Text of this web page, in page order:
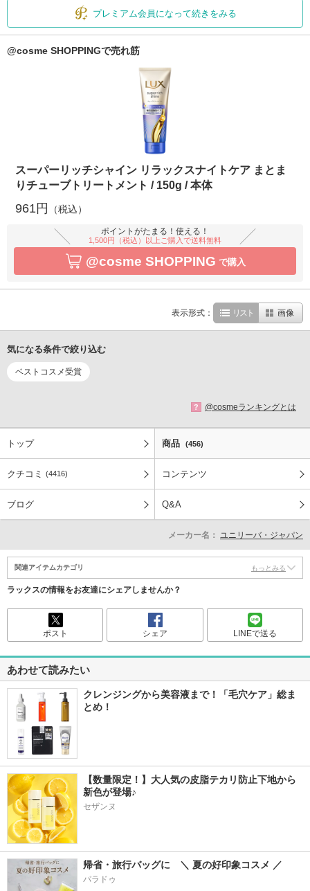
プレミアム会員になって続きをみる
@cosme SHOPPINGで売れ筋
スーパーリッチシャイン リラックスナイトケア まとま
りチューブトリートメント / 150g / 本体
961円 （税込）
ポイントがたまる！使える！
1,500円（税込）以上ご購入で送料無料
@cosme SHOPPING で購入
表示形式： リスト 画像
気になる条件で絞り込む
ベストコスメ受賞
? @cosmeランキングとは
トップ 商品 (456)
クチコミ (4416) コンテンツ
ブログ Q&A
メーカー名： ユニリーバ・ジャパン
関連アイテムカテゴリ もっとみる
ラックスの情報をお友達にシェアしませんか？
ポスト シェア LINEで送る
あわせて読みたい
クレンジングから美容液まで！「毛穴ケア」総ま
とめ！
【数量限定！】大人気の皮脂テカリ防止下地から
新色が登場♪
セザンヌ
帰省・旅行バッグに　＼ 夏の好印象コスメ ／
パラドゥ